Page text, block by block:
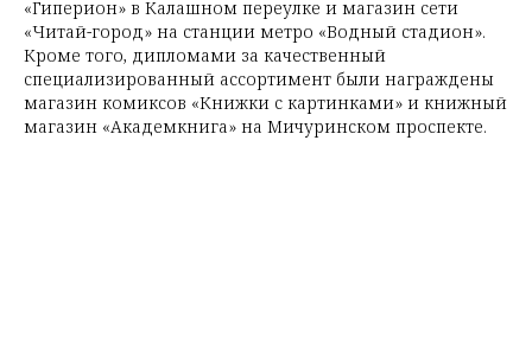
«Гиперион» в Калашном переулке и магазин сети
«Читай-город» на станции метро «Водный стадион».
Кроме того, дипломами за качественный
специализированный ассортимент были награждены
магазин комиксов «Книжки с картинками» и книжный
магазин «Академкнига» на Мичуринском проспекте.